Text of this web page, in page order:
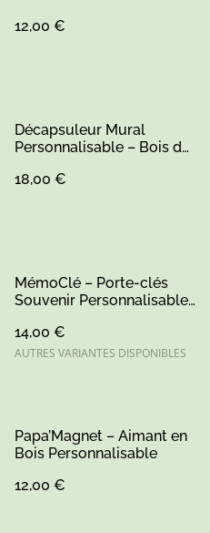
12,00 €
Décapsuleur Mural
Personnalisable – Bois de
18,00 €
MémoClé – Porte-clés
Souvenir Personnalisable
14,00 €
AUTRES VARIANTES DISPONIBLES
Papa’Magnet – Aimant en
Bois Personnalisable
12,00 €